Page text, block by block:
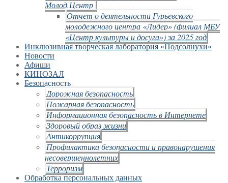
Молод.Центр
Отчет о деятельности Гурьевского
молодежного центра «Лидер» (филиал МБУ
«Центр культуры и досуга») за 2025 год
Инклюзивная творческая лаборатория «Подсолнухи»
Новости
Афиши
КИНОЗАЛ
Безопасность
Дорожная безопасность
Пожарная безопасность
Информационная безопасность в Интернете
Здоровый образ жизни
Антикоррупция
Профилактика безопасности и правонарушения
несовершеннолетних
Терроризм
Обработка персональных данных